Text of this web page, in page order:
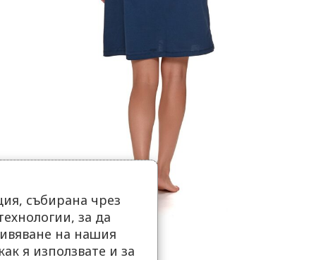
събирана чрез
за да
на нашия
я използвате и за